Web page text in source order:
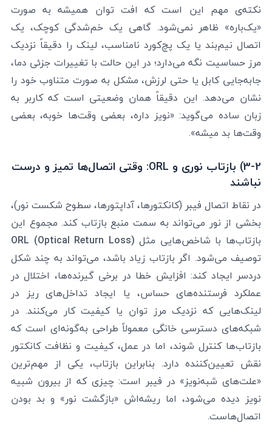
نکته‌ی مهم این است که افت توان همیشه به صورت
«یک‌باره» ظاهر نمی‌شود. گاهی یک خم‌شدگی کوچک، یک
اتصال نیم‌بند یا یک پچ‌کورد نامناسب، لینک را دقیقاً نزدیک
مرز حساسیت نگه می‌دارد؛ در این حالت با تغییرات جزئی دما،
جابه‌جایی کابل یا حتی لرزش، مشکل به صورت متناوب خود را
نشان می‌دهد. این دقیقاً همان وضعیتی است که کاربر به
زبان ساده می‌گوید: «نویز داره، بعضی وقت‌ها خوبه، بعضی
وقت‌ها بد میشه».
3-2) بازتاب نوری و ORL: وقتی اتصال‌ها تمیز و درست
نباشند
در نقاط اتصال فیبر (کانکتورها، آداپتورها، سطوح شکست نور)،
بخشی از نور می‌تواند به سمت منبع بازتاب کند. مجموع این
بازتاب‌ها با شاخص‌هایی مثل ORL (Optical Return Loss)
توصیف می‌شود. اگر بازتاب زیاد باشد، می‌تواند به چند شکل
دردسر ایجاد کند: افزایش خطا در برخی گیرنده‌ها، اختلال در
عملکرد فرستنده‌های حساس، یا ایجاد تداخل‌های ریز در
لینک‌هایی که نزدیک مرز توان یا کیفیت کار می‌کنند. در
شبکه‌های دسترسی خانگی معمولاً طراحی به‌گونه‌ای است که
بازتاب‌ها کنترل شوند، اما در عمل، کیفیت و نظافت کانکتور
نقش تعیین‌کننده دارد. بنابراین بازتاب، یکی از مهم‌ترین
«علت‌های شبه‌نویز» در فیبر است: چیزی که از بیرون شبیه
نویز دیده می‌شود، اما ریشه‌اش «بازگشت نور» و بد بودن
اتصال‌هاست.